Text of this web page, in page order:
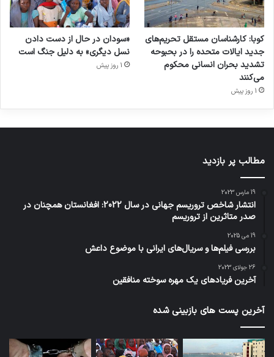
کوبا: کارشناسان مستقل تحریم‌های
جدید ایالات متحده را در بحبوحه
تشدید بحران انسانی محکوم
می‌کنند
1 روز پیش
«سودان در حال از دست دادن
نسل دیگری» به دلیل جنگ است
1 روز پیش
مطالب پر بازدید
19 مارس 2023
انتشار شاخص تروریسم جهانی در سال 2022: افغانستان همچنان در
صدر متاثرین از تروریسم
19 می 2025
بررسی فیلم‌ها و سریال‌های ایرانی با موضوع داعش
26 جولای 2023
آخرین فریادهای یک مهره سوخته منافقین
آخرین پست های بازبینی شده